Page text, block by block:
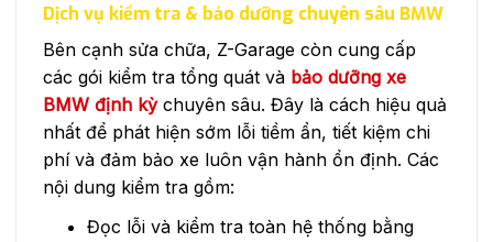
Dịch vụ kiểm tra & bảo dưỡng chuyên sâu BMW
Bên cạnh sửa chữa, Z-Garage còn cung cấp
các gói kiểm tra tổng quát và bảo dưỡng xe
BMW định kỳchuyên sâu. Đây là cách hiệu quả
nhất để phát hiện sớm lỗi tiềm ẩn, tiết kiệm chi
phí và đảm bảo xe luôn vận hành ổn định. Các
nội dung kiểm tra gồm:
Đọc lỗi và kiểm tra toàn hệ thống bằng